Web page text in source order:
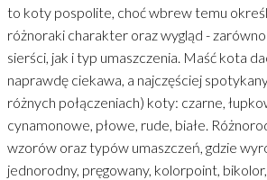
to koty pospolite, choć wbrew temu
różnoraki charakter oraz wygląd -
sierści, jak i typ umaszczenia. Maść kota
naprawdę ciekawa, a najczęściej
różnych połączeniach) koty: czarne,
cynamonowe, płowe, rude, białe.
wzorów oraz typów umaszczeń, gdzie
jednorodny, pręgowany, kolorpoint,